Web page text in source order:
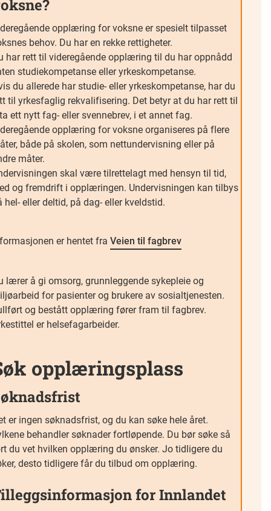
opplæring for voksne er spesielt tilpasset
behov. Du har en rekke rettigheter.
har rett til videregående opplæring til du har oppnådd
studiekompetanse eller yrkeskompetanse.
du allerede har studie- eller yrkeskompetanse, har du
til yrkesfaglig rekvalifisering. Det betyr at du har rett til
ett nytt fag- eller svennebrev, i et annet fag.
opplæring for voksne organiseres på flere
både på skolen, som nettundervisning eller på
måter.
skal være tilrettelagt med hensyn til tid,
og fremdrift i opplæringen. Undervisningen kan tilbys
hel- eller deltid, på dag- eller kveldstid.
er hentet fra Veien til fagbrev
lærer å gi omsorg, grunnleggende sykepleie og
for pasienter og brukere av sosialtjenesten.
og bestått opplæring fører fram til fagbrev.
er helsefagarbeider.
opplæringsplass
er ingen søknadsfrist, og du kan søke hele året.
behandler søknader fortløpende. Du bør søke så
du vet hvilken opplæring du ønsker. Jo tidligere du
desto tidligere får du tilbud om opplæring.
for Innlandet